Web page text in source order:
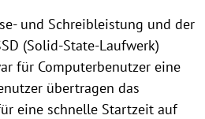
und Schreibleistung und der
(Solid-State-Laufwerk)
für Computerbenutzer eine
übertragen das
eine schnelle Startzeit auf